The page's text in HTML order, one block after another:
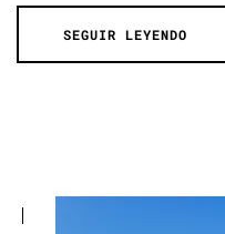
SEGUIR LEYENDO